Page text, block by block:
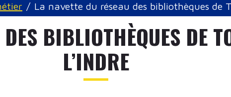
La navette du réseau des bibliothèques de
BIBLIOTHÈQUES DE
L’INDRE